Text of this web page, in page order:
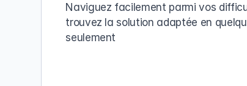
Naviguez facilement parmi vos
trouvez la solution adaptée en
seulement